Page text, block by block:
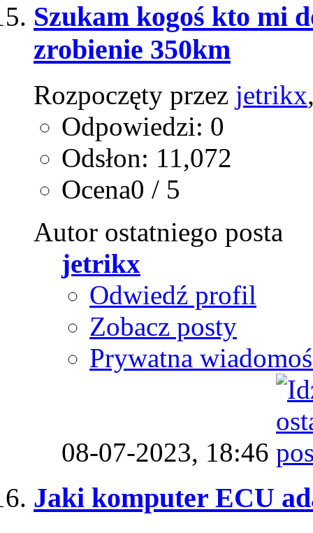
Szukam kogoś kto mi
zrobienie 350km
Rozpoczęty przez jetrikx
Odpowiedzi: 0
Odsłon: 11,072
Ocena0 / 5
Autor ostatniego posta
jetrikx
Odwiedź profil
Zobacz posty
Prywatna
08-07-2023, 18:46
Jaki komputer ECU